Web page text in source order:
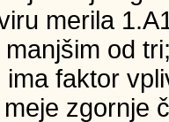
merila
od
faktor
zgornje